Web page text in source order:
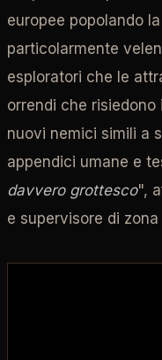
europee popolando
particolarmente
esploratori che le
orrendi che
nuovi nemici simili a
appendici umane e
davvero grottesco",
e supervisore di zona